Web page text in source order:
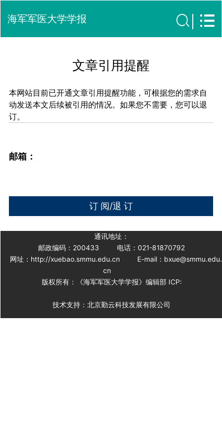
海军军医大学学报
文章引用提醒
本网站目前已开通文章引用提醒功能，可根据您的需求自
动发送本文后续被引用的情况。如果您不需要，您可以退
订。
邮箱：
通讯地址：
邮政编码：200433
电话：021-81870792
网址：http://xuebao.smmu.edu.cn
E-mail：bxue@smmu.edu.
cn
版权所有：《海军军医大学学报》编辑部 ICP:
技术支持：北京勤云科技发展有限公司